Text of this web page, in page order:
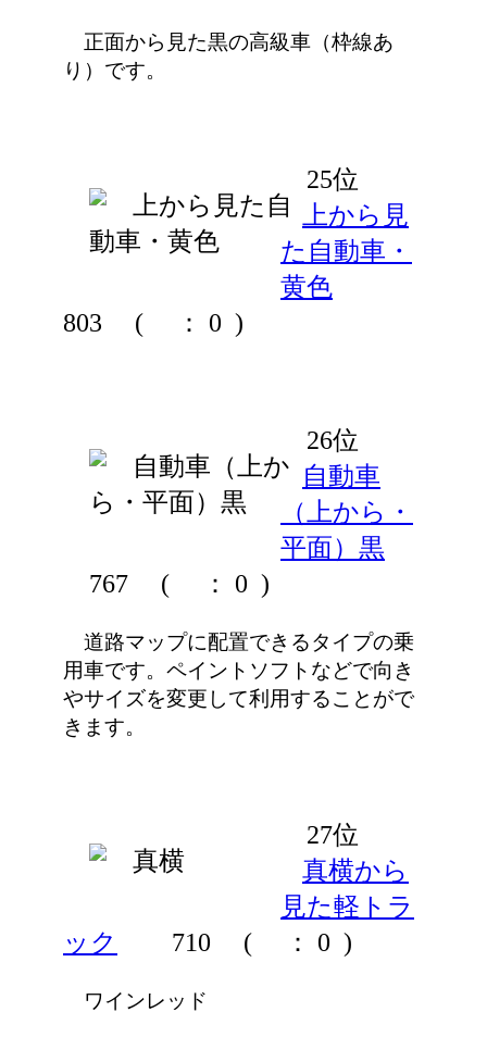
正面から見た黒の高級車（枠線あ
り）です。
25位
上から見
た自動車・
黄色
803
( ： 0 )
26位
自動車
（上から・
平面）黒
767
( ： 0 )
道路マップに配置できるタイプの乗
用車です。ペイントソフトなどで向き
やサイズを変更して利用することがで
きます。
27位
真横から
見た軽トラ
ック
710 ( ： 0 )
ワインレッド